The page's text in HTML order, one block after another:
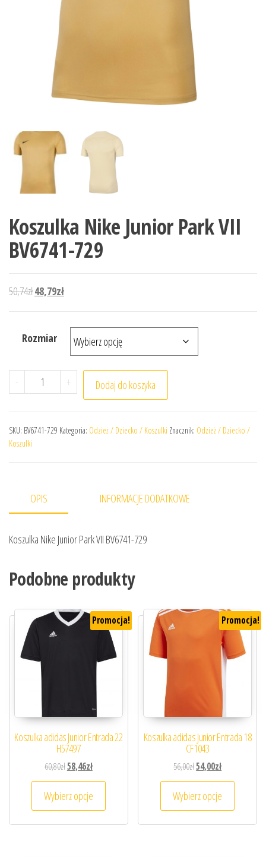
Koszulka Nike Junior Park VII
BV6741-729
50,74złPierwotna cena wynosiła: 50,74zł.
48,79złAktualna cena wynosi: 48,79zł.
Rozmiar
- ilość Koszulka Nike Junior Park VII BV6741-729
+ Dodaj do koszyka
SKU: BV6741-729 Kategoria: Odzież / Dziecko / Koszulki Znacznik: Odzież / Dziecko /
Koszulki
OPIS INFORMACJE DODATKOWE
Koszulka Nike Junior Park VII BV6741-729
Podobne produkty
Promocja!
Koszulka adidas Junior Entrada 22
H57497
60,80złPierwotna cena wynosiła: 60,80zł.
58,46złAktualna cena wynosi: 58,46zł.
Wybierz opcje
Ten produkt ma wiele wariantów. Opcje
Promocja!
Koszulka adidas Junior Entrada 18
CF1043
56,00złPierwotna cena
54,00złAktualna cena
Wybierz opcje
Ten